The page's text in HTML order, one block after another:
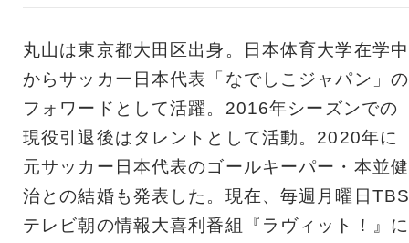
丸山は東京都大田区出身。日本体育大学在学中
からサッカー日本代表「なでしこジャパン」の
フォワードとして活躍。2016年シーズンでの
現役引退後はタレントとして活動。2020年に
元サッカー日本代表のゴールキーパー・本並健
治との結婚も発表した。現在、毎週月曜日
テレビ朝の情報大喜利番組『ラヴィット！』に